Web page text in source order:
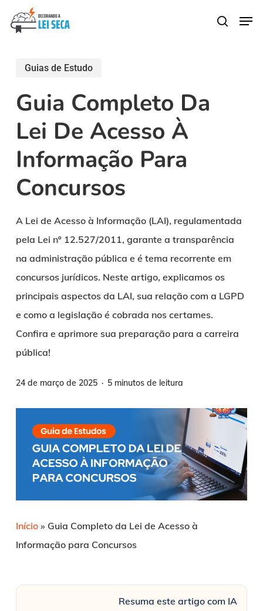
content
search
Guias de Estudo
Guia Completo Da
Lei De Acesso À
Informação Para
Concursos
A Lei de Acesso à Informação (LAI), regulamentada
pela Lei nº 12.527/2011, garante a transparência
na administração pública e é tema recorrente em
concursos jurídicos. Neste artigo, explicamos os
principais aspectos da LAI, sua relação com a LGPD
e como a legislação é cobrada nos certames.
Confira e aprimore sua preparação para a carreira
pública!
24 de março de 2025 5 minutos de leitura
Início» Guia Completo da Lei de Acesso à
Informação para Concursos
Resuma este artigo com IA